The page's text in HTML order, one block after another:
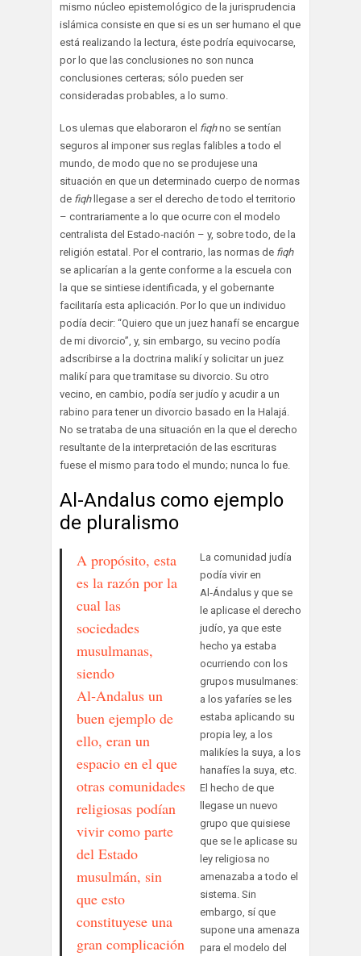
mismo núcleo epistemológico de la jurisprudencia
islámica consiste en que si es un ser humano el que
está realizando la lectura, éste podría equivocarse,
por lo que las conclusiones no son nunca
conclusiones certeras; sólo pueden ser
consideradas probables, a lo sumo.
Los ulemas que elaboraron el fiqhno se sentían
seguros al imponer sus reglas falibles a todo el
mundo, de modo que no se produjese una
situación en que un determinado cuerpo de normas
de fiqhllegase a ser el derecho de todo el territorio
– contrariamente a lo que ocurre con el modelo
centralista del Estado‑nación – y, sobre todo, de la
religión estatal. Por el contrario, las normas de fiqh
se aplicarían a la gente conforme a la escuela con
la que se sintiese identificada, y el gobernante
facilitaría esta aplicación. Por lo que un individuo
podía decir: “Quiero que un juez hanafí se encargue
de mi divorcio”, y, sin embargo, su vecino podía
adscribirse a la doctrina malikí y solicitar un juez
malikí para que tramitase su divorcio. Su otro
vecino, en cambio, podía ser judío y acudir a un
rabino para tener un divorcio basado en la Halajá.
No se trataba de una situación en la que el derecho
resultante de la interpretación de las escrituras
fuese el mismo para todo el mundo; nunca lo fue.
Al-Andalus como ejemplo
de pluralismo
A propósito, esta
es la razón por la
cual las
sociedades
musulmanas,
siendo
Al‑Andalus un
buen ejemplo de
ello, eran un
espacio en el que
otras comunidades
religiosas podían
vivir como parte
del Estado
musulmán, sin
que esto
constituyese una
gran complicación
La comunidad judía
podía vivir en
Al‑Ándalus y que se
le aplicase el derecho
judío, ya que este
hecho ya estaba
ocurriendo con los
grupos musulmanes:
a los yafaríes se les
estaba aplicando su
propia ley, a los
malikíes la suya, a los
hanafíes la suya, etc.
El hecho de que
llegase un nuevo
grupo que quisiese
que se le aplicase su
ley religiosa no
amenazaba a todo el
sistema. Sin
embargo, sí que
supone una amenaza
para el modelo del